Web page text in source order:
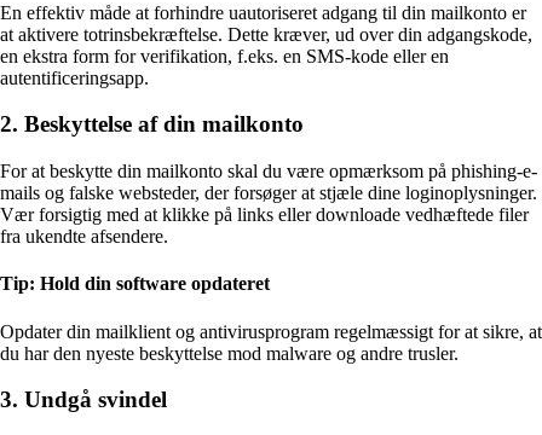
En effektiv måde at forhindre uautoriseret adgang til din mailkonto er
at aktivere totrinsbekræftelse. Dette kræver, ud over din adgangskode,
en ekstra form for verifikation, f.eks. en SMS-kode eller en
autentificeringsapp.
2. Beskyttelse af din mailkonto
For at beskytte din mailkonto skal du være opmærksom på phishing-e-
mails og falske websteder, der forsøger at stjæle dine loginoplysninger.
Vær forsigtig med at klikke på links eller downloade vedhæftede filer
fra ukendte afsendere.
Tip: Hold din software opdateret
Opdater din mailklient og antivirusprogram regelmæssigt for at sikre, at
du har den nyeste beskyttelse mod malware og andre trusler.
3. Undgå svindel